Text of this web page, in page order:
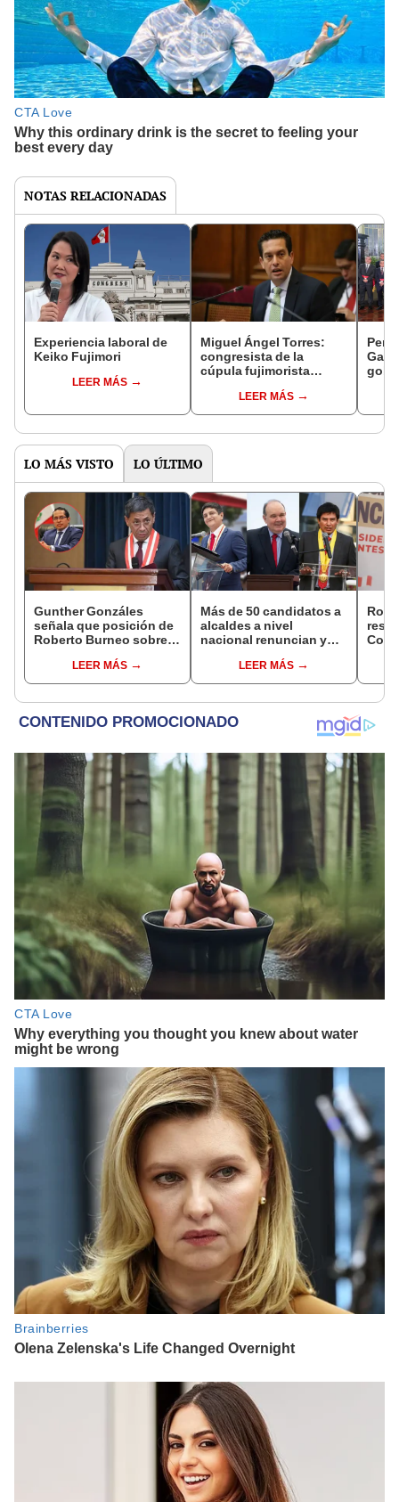
NOTAS RELACIONADAS
Experiencia laboral de
Keiko Fujimori
LEER MÁS
Miguel Ángel Torres:
congresista de la
cúpula fujimorista
del SenadoLEER MÁS
LO MÁS VISTO LO ÚLTIMO
Gunther Gonzáles
señala que posición de
Roberto Burneo sobre
Aliaga no representan al
JNE
LEER MÁS
Más de 50 candidatos a
alcaldes a nivel
nacional renuncian y
encubiertaLEER MÁS